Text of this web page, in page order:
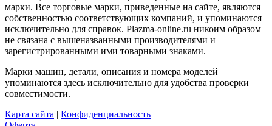
марки. Все торговые марки, приведенные на сайте, являются
собственностью соответствующих компаний, и упоминаются
исключительно для справок. Plazma-online.ru никоим образом
не связана с вышеназванными производителями и
зарегистрированными ими товарными знаками.
Марки машин, детали, описания и номера моделей
упоминаются здесь исключительно для удобства проверки
совместимости.
Карта сайта | Конфиденциальность